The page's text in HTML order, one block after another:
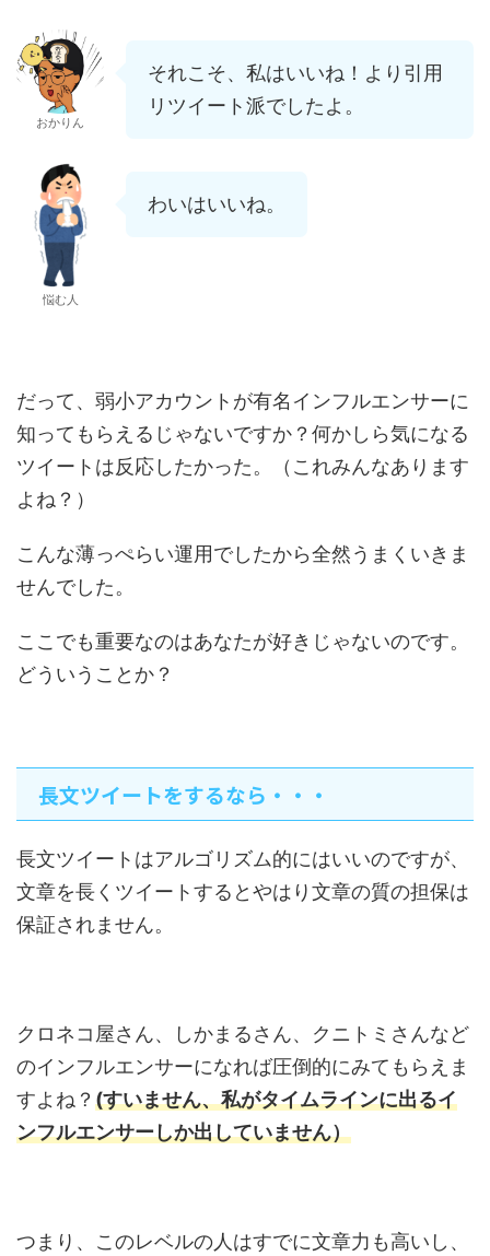
おかりん
それこそ、私はいいね！より引用
リツイート派でしたよ。
悩む人
わいはいいね。
だって、弱小アカウントが有名インフルエンサーに
知ってもらえるじゃないですか？何かしら気になる
ツイートは反応したかった。（これみんなあります
よね？）
こんな薄っぺらい運用でしたから全然うまくいきま
せんでした。
ここでも重要なのはあなたが好きじゃないのです。
どういうことか？
長文ツイートをするなら・・・
長文ツイートはアルゴリズム的にはいいのですが、
文章を長くツイートするとやはり文章の質の担保は
保証されません。
クロネコ屋さん、しかまるさん、クニトミさんなど
のインフルエンサーになれば圧倒的にみてもらえま
すよね？ (すいません、私がタイムラインに出るイ
ンフルエンサーしか出していません）
つまり、このレベルの人はすでに文章力も高いし、